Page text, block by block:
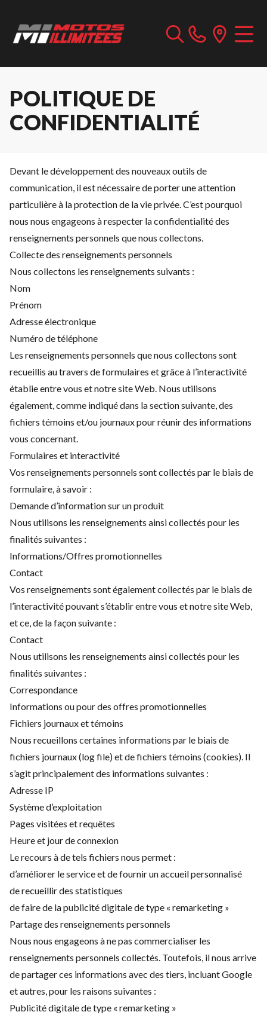
POLITIQUE DE
CONFIDENTIALITÉ
Devant le développement des nouveaux outils de
communication, il est nécessaire de porter une attention
particulière à la protection de la vie privée. C’est pourquoi
nous nous engageons à respecter la confidentialité des
renseignements personnels que nous collectons.
Collecte des renseignements personnels
Nous collectons les renseignements suivants :
Nom
Prénom
Adresse électronique
Numéro de téléphone
Les renseignements personnels que nous collectons sont
recueillis au travers de formulaires et grâce à l’interactivité
établie entre vous et notre site Web. Nous utilisons
également, comme indiqué dans la section suivante, des
fichiers témoins et/ou journaux pour réunir des informations
vous concernant.
Formulaires et interactivité
Vos renseignements personnels sont collectés par le biais de
formulaire, à savoir :
Demande d’information sur un produit
Nous utilisons les renseignements ainsi collectés pour les
finalités suivantes :
Informations/Offres promotionnelles
Contact
Vos renseignements sont également collectés par le biais de
l’interactivité pouvant s’établir entre vous et notre site Web,
et ce, de la façon suivante :
Contact
Nous utilisons les renseignements ainsi collectés pour les
finalités suivantes :
Correspondance
Informations ou pour des offres promotionnelles
Fichiers journaux et témoins
Nous recueillons certaines informations par le biais de
fichiers journaux (log file) et de fichiers témoins (cookies). Il
s’agit principalement des informations suivantes :
Adresse IP
Système d’exploitation
Pages visitées et requêtes
Heure et jour de connexion
Le recours à de tels fichiers nous permet :
d’améliorer le service et de fournir un accueil personnalisé
de recueillir des statistiques
de faire de la publicité digitale de type « remarketing »
Partage des renseignements personnels
Nous nous engageons à ne pas commercialiser les
renseignements personnels collectés. Toutefois, il nous arrive
de partager ces informations avec des tiers, incluant Google
et autres, pour les raisons suivantes :
Publicité digitale de type « remarketing »